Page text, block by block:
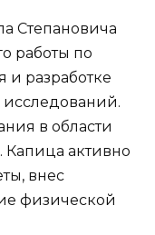
Степановича
работы по
и разработке
исследований.
в области
Капица активно
внес
физической